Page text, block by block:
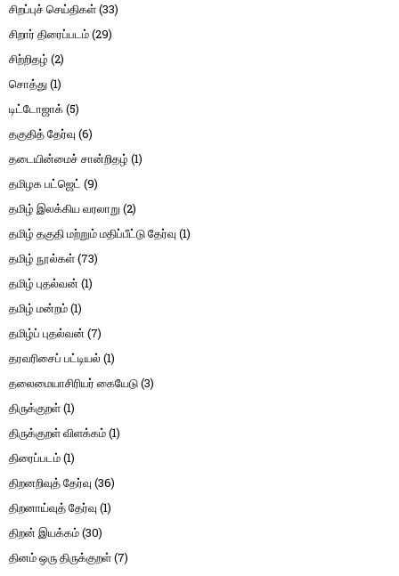
சிறப்புச் செய்திகள்(33)
சிறார் திரைப்படம்(29)
சிற்றிதழ் (2)
சொத்து(1)
டிட்டோஜாக்(5)
தகுதித் தேர்வு (6)
தடையின்மைச் சான்றிதழ் (1)
தமிழக பட்ஜெட் (9)
தமிழ் இலக்கிய வரலாறு (2)
தமிழ் தகுதி மற்றும் மதிப்பீட்டு தேர்வு (1)
தமிழ் நூல்கள்(73)
தமிழ் புதல்வன் (1)
தமிழ் மன்றம்(1)
தமிழ்ப் புதல்வன் (7)
தரவரிசைப் பட்டியல் (1)
தலைமையாசிரியர் கையேடு(3)
திருக்குறள்(1)
திருக்குறள் விளக்கம்(1)
திரைப்படம்(1)
திறனறிவுத் தேர்வு (36)
திறனாய்வுத் தேர்வு (1)
திறன் இயக்கம்(30)
தினம் ஒரு திருக்குறள்(7)